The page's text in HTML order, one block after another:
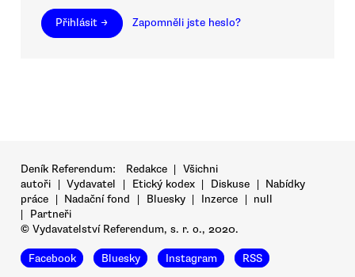
Přihlásit → Zapomněli jste heslo?
Deník Referendum: Redakce | Všichni
autoři | Vydavatel | Etický kodex | Diskuse | Nabídky
práce | Nadační fond | Bluesky | Inzerce | null
|
Partneři
© Vydavatelství Referendum, s. r. o., 2020.
Facebook Bluesky Instagram RSS